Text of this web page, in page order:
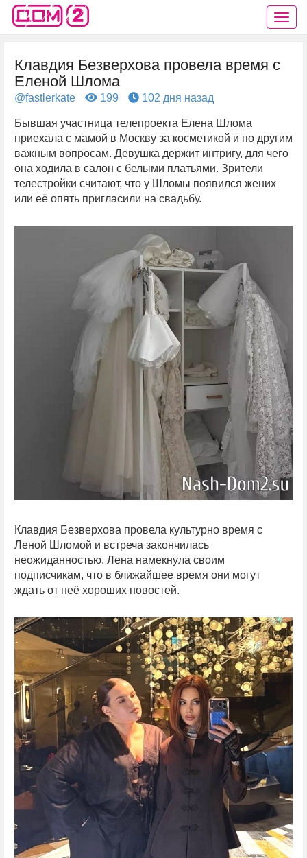
Клавдия Безверхова провела время с
Еленой Шлома
@fastlerkate 199 102 дня назад
Бывшая участница телепроекта Елена Шлома
приехала с мамой в Москву за косметикой и по другим
важным вопросам. Девушка держит интригу, для чего
она ходила в салон с белыми платьями. Зрители
телестройки считают, что у Шломы появился жених
или её опять пригласили на свадьбу.
Клавдия Безверхова провела культурно время с
Леной Шломой и встреча закончилась
неожиданностью. Лена намекнула своим
подписчикам, что в ближайшее время они могут
ждать от неё хороших новостей.